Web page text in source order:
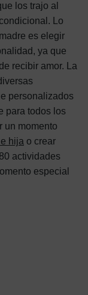
los trajo al
Lo
es elegir
ya que
recibir amor. La
personalizados
para todos los
un momento
hija o crear
actividades
especial